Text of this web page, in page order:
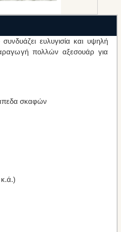
ευλυγισία και υψηλή
πολλών αξεσουάρ για
σκαφών